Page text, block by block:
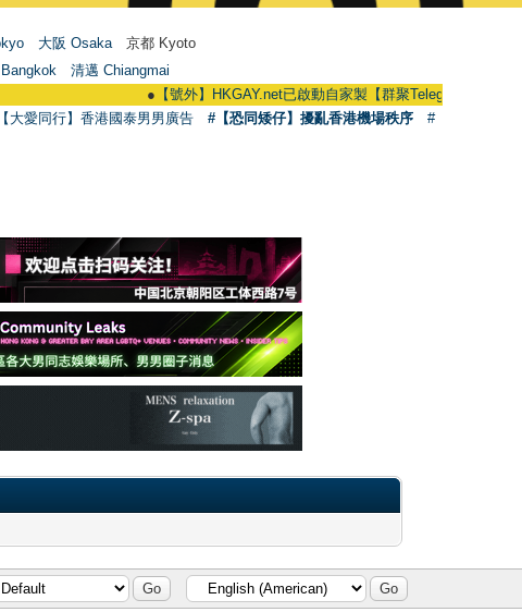
大阪 Osaka 京都 Kyoto
清邁 Chiangmai
【號外】HKGAY.net已啟動自家製【群聚Telegram群組】
大愛同行】香港國泰男男廣告 #【恐同矮仔】擾亂香港機場秩序
#